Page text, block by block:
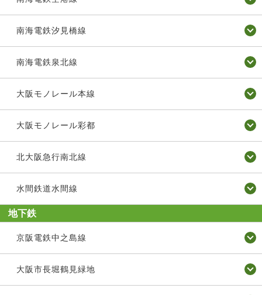
南海電鉄汐見橋線
南海電鉄泉北線
大阪モノレール本線
大阪モノレール彩都
北大阪急行南北線
水間鉄道水間線
地下鉄
京阪電鉄中之島線
大阪市長堀鶴見緑地